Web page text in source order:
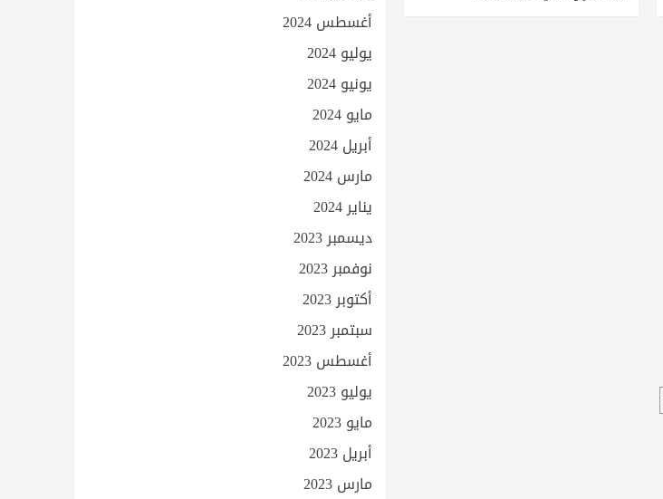
أغسطس 2024
يوليو 2024
يونيو 2024
مايو 2024
أبريل 2024
مارس 2024
يناير 2024
ديسمبر 2023
نوفمبر 2023
أكتوبر 2023
سبتمبر 2023
أغسطس 2023
يوليو 2023
مايو 2023
أبريل 2023
مارس 2023